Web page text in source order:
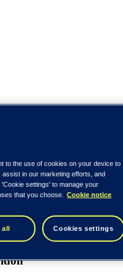
tehokkaan ja
liikkuvan,
to the use of cookies on your device to
in our marketing efforts, and
settings' to manage your
that you choose.
Cookie notice
all Cookies settings